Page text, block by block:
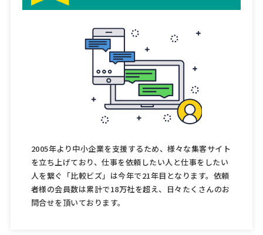
2005年より中小企業を支援するため、様々な集客サイト
を立ち上げており、仕事を依頼したい人と仕事をしたい
人を繋ぐ「比較ビズ」は今年で21年目となります。依頼
者様の会員数は累計で18万社を超え、日々たくさんのお
問合せを頂いております。